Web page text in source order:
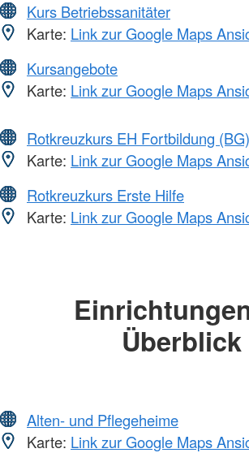
Kurs Betriebssanitäter
Karte: Link zur Google Maps
Kursangebote
Karte: Link zur Google Maps
Rotkreuzkurs EH Fortbildung (BG)
Karte: Link zur Google Maps
Rotkreuzkurs Erste Hilfe
Karte: Link zur Google Maps
Überblick
Alten- und Pflegeheime
Karte: Link zur Google Maps